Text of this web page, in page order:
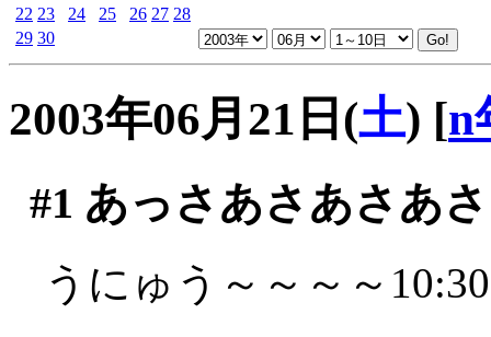
22 23 24 25 26 27 28
29 30
2003年06月21日(土) [n
#1 あっさあさあさあ
うにゅう～～～～